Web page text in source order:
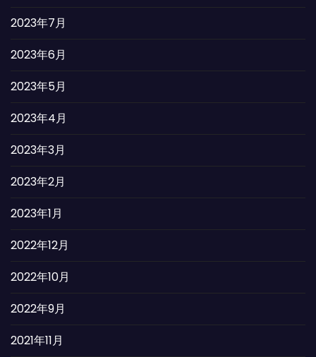
2023年7月
2023年6月
2023年5月
2023年4月
2023年3月
2023年2月
2023年1月
2022年12月
2022年10月
2022年9月
2021年11月